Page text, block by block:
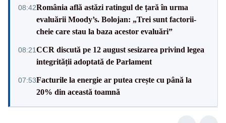
08:42România află astăzi ratingul de țară în urma
evaluării Moody’s. Bolojan: „Trei sunt factorii-
cheie care stau la baza acestor evaluări”
08:21CCR discută pe 12 august sesizarea privind legea
integrității adoptată de Parlament
07:53Facturile la energie ar putea crește cu până la
20% din această toamnă